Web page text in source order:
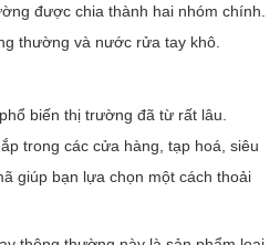
được chia thành hai nhóm chính.
thường và nước rửa tay khô.
biến thị trường đã từ rất lâu.
trong các cửa hàng, tạp hoá, siêu
giúp bạn lựa chọn một cách thoải